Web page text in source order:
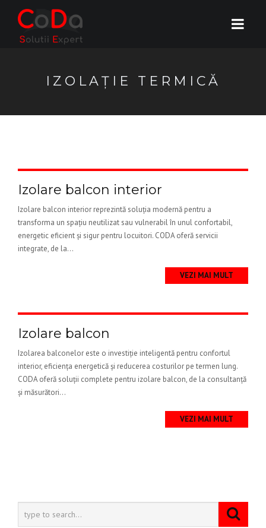
IZOLAȚIE TERMICĂ
Izolare balcon interior
Izolare balcon interior reprezintă soluția modernă pentru a
transforma un spațiu neutilizat sau vulnerabil în unul confortabil,
energetic eficient și sigur pentru locuitori. CODA oferă servicii
integrate, de la...
VEZI MAI MULT
Izolare balcon
Izolarea balconelor este o investiție inteligentă pentru confortul
interior, eficiența energetică și reducerea costurilor pe termen lung.
CODA oferă soluții complete pentru izolare balcon, de la consultanță
și măsurători...
VEZI MAI MULT